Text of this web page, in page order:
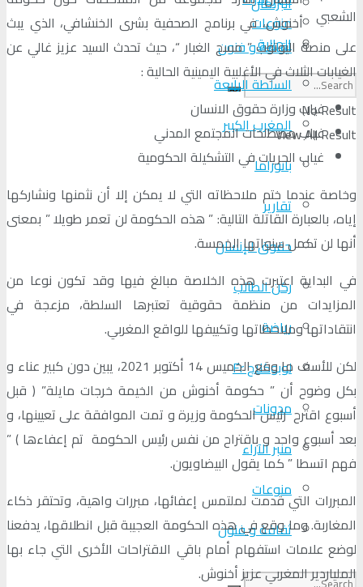
منوعات
ثقافة و فنون
No Result
View All Result
الجالية
السلطة الرابعة
المغرب الكبير
بانوراما
تقارير
حقوق الإنسان
ركن الطالب
رياضة
لوبوكلاج Fr
مدونات
منبر الآراء
منوعات
ثقافة و فنون
الشعبي أخنوش، في برنامج الصحفية بشرى الخنشافي، الذي يبث
على منصة اليوتوب ” مسح الغبار “، حيث تحدث السيد عزيز غالي عن
الغيابات الثلاث في الأغلبية اليمينية الحالية :
غياب وزارة حقوق الانسان
غياب مصطلحات المجتمع المدني
غياب الحريات في التشكيلة الحكومية
وخاصة عندما ختم ملاحظاته التي لا يمكن إلا أن نثمنها ونشاركها
إياه، بالعبارة القاتلة التالية: ” هذه الحكومة لن تعمر طويلا ” بمعنى
أنها لن تكمل سنواتها الخمسة.
في البداية اعتبرت هذه الخلاصة مبالغ فيها وقد تكون نوعا من
المزايدات من منظمة حقوقية تعتبرها السلطة، مزعجة في
انتقاداتها وملاحظاتها وتكييفها للواقع المغربي.
لكن للأسف ما وقع الخميس 14 أكتوبر 2021، يبين دون كبير عناء و
بكل وضوح أن ” حكومة أخنوش من الخيمة خرجات مايلة” ( قبل
أسبوع اقترح رئيس الحكومة وزيرة و تمت الموافقة على تعيينها، و
بعد أسبوع واحد و باقتراح من نفس رئيس الحكومة تم إعفاءها ) ”
فهم اتسطا ” كما يقول البيضاويون.
المبررات التي قدمت لملتمس إعفائها، مبررات واهية، وتحتقر ذكاء
المغاربة. وما وقع في هذه الحكومة العجيبة قبل انطلاقها، يدفعنا
لوضع علامات استفهام أمام باقي الاقتراحات الأخرى التي جاء بها
الملياردير المغربي عزيز أخنوش.